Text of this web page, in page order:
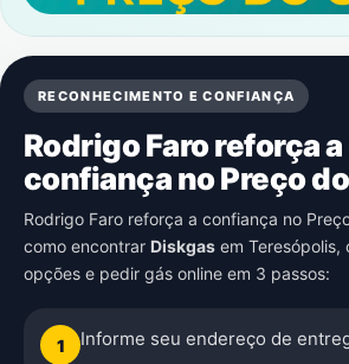
RECONHECIMENTO E CONFIANÇA
Rodrigo Faro reforça a
confiança no Preço
Rodrigo Faro reforça a confiança no
como encontrar Diskgas em Teresópolis,
opções e pedir gás online em 3 passos:
1 Informe seu endereço de